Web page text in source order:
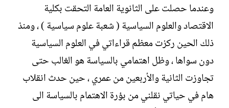
وعندما حصلت على الثانوية العامة التحقت بكلية
الاقتصاد والعلوم السياسية ( شعبة علوم سياسية ) ، ومنذ
ذلك الحين ركزت معظم قراءاتي في العلوم السياسية
دون سواها ، وظل اهتمامي بالسياسة هو الغالب حتى
تجاوزت الثانية والأربعين من عمري ، حين حدث انقلاب
هام في حياتي نقلني من بؤرة الاهتمام بالسياسة الى